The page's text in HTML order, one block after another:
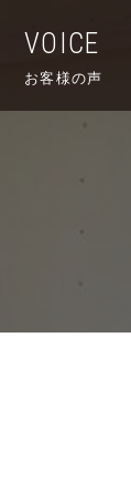
VOICE
お客様の声